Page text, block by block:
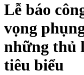
Lễ báo
vọng
những thủ
tiêu biểu